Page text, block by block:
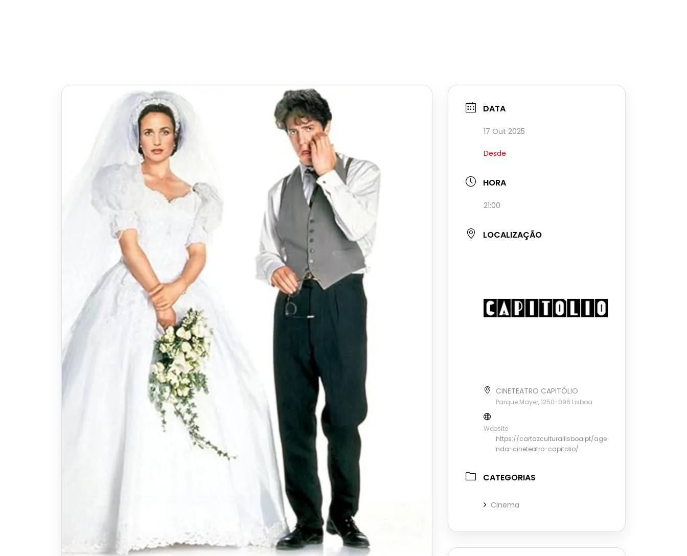
DATA
17 Out 2025
Desde
HORA
21:00
LOCALIZAÇÃO
CINETEATRO CAPITÓLIO
Parque Mayer, 1250-096 Lisboa
Website
https://cartazculturallisboa.pt/age
nda-cineteatro-capitolio/
CATEGORIAS
Cinema